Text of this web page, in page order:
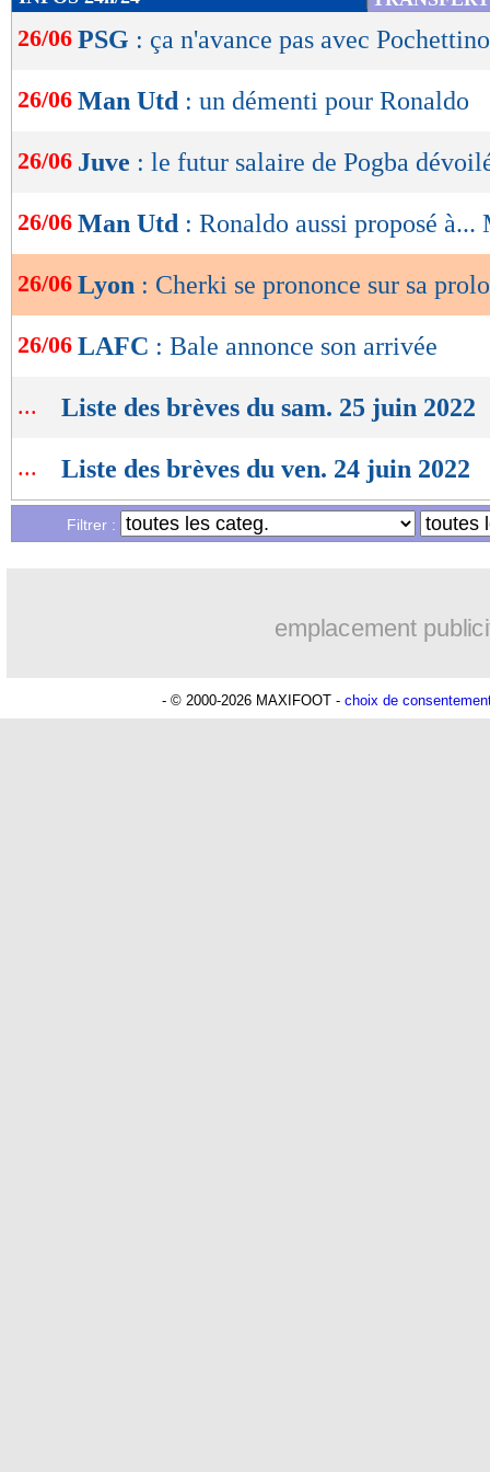
de
lecture
OK
26/06 PSG : ça n'avance pas avec Pochettino
26/06 Man Utd : un démenti pour Ronaldo
26/06 Juve : le futur salaire de Pogba
26/06 Man Utd : Ronaldo aussi proposé
26/06 Lyon : Cherki se prononce sur sa
26/06 LAFC : Bale annonce son arrivée
... Liste des brèves du sam. 25 juin 2022
... Liste des brèves du ven. 24 juin 2022
Filtrer :
emplacement
- © 2000-2026 MAXIFOOT - choix de